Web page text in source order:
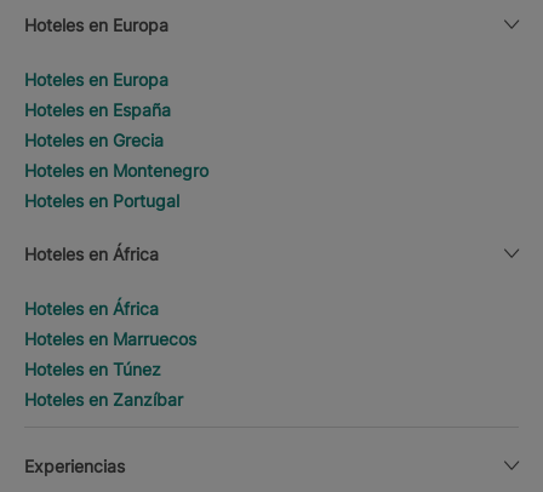
Hoteles en Europa
Hoteles en Europa
Hoteles en España
Hoteles en Grecia
Hoteles en Montenegro
Hoteles en Portugal
Hoteles en África
Hoteles en África
Hoteles en Marruecos
Hoteles en Túnez
Hoteles en Zanzíbar
Experiencias